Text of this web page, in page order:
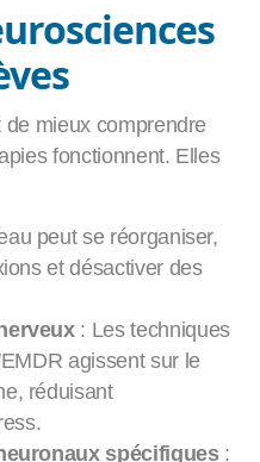
mieux comprendre
fonctionnent. Elles
peut se réorganiser,
et désactiver des
: Les techniques
agissent sur le
réduisant
spécifiques: